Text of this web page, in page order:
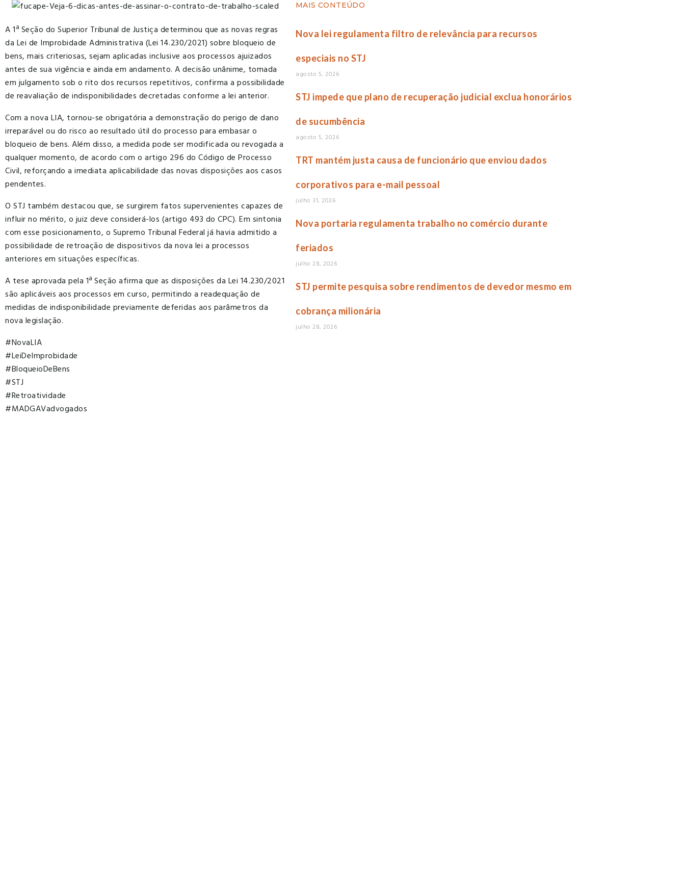
A 1ª Seção do Superior Tribunal de Justiça determinou que as novas regras
da Lei de Improbidade Administrativa (Lei 14.230/2021) sobre bloqueio de
bens, mais criteriosas, sejam aplicadas inclusive aos processos ajuizados
antes de sua vigência e ainda em andamento. A decisão unânime, tomada
em julgamento sob o rito dos recursos repetitivos, confirma a possibilidade
de reavaliação de indisponibilidades decretadas conforme a lei anterior.
Com a nova LIA, tornou-se obrigatória a demonstração do perigo de dano
irreparável ou do risco ao resultado útil do processo para embasar o
bloqueio de bens. Além disso, a medida pode ser modificada ou revogada a
qualquer momento, de acordo com o artigo 296 do Código de Processo
Civil, reforçando a imediata aplicabilidade das novas disposições aos casos
pendentes.
O STJ também destacou que, se surgirem fatos supervenientes capazes de
influir no mérito, o juiz deve considerá-los (artigo 493 do CPC). Em sintonia
com esse posicionamento, o Supremo Tribunal Federal já havia admitido a
possibilidade de retroação de dispositivos da nova lei a processos
anteriores em situações específicas.
A tese aprovada pela 1ª Seção afirma que as disposições da Lei 14.230/2021
são aplicáveis aos processos em curso, permitindo a readequação de
medidas de indisponibilidade previamente deferidas aos parâmetros da
nova legislação.
#NovaLIA
#LeiDeImprobidade
#BloqueioDeBens
#STJ
#Retroatividade
#MADGAVadvogados
MAIS CONTEÚDO
Nova lei regulamenta filtro de relevância para recursos
especiais no STJ
agosto 5, 2026
STJ impede que plano de recuperação judicial exclua honorários
de sucumbência
agosto 5, 2026
TRT mantém justa causa de funcionário que enviou dados
corporativos para e-mail pessoal
julho 31, 2026
Nova portaria regulamenta trabalho no comércio durante
feriados
julho 28, 2026
STJ permite pesquisa sobre rendimentos de devedor mesmo em
cobrança milionária
julho 28, 2026